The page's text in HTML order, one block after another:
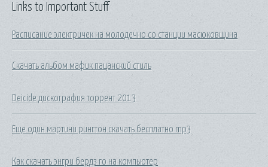
Links to Important Stuff
Расписание электричек на молодечно со станции масюковщина
Скачать альбом мафик пацанский стиль
Deicide дискография торрент 2013
Еще один мартини рингтон скачать бесплатно mp3
Как скачать энгри бердз го на компьютер